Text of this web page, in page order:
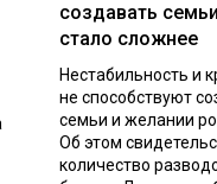
создавать
стало сложнее
Нестабильность и
не способствуют
семьи и желании
Об этом
количество